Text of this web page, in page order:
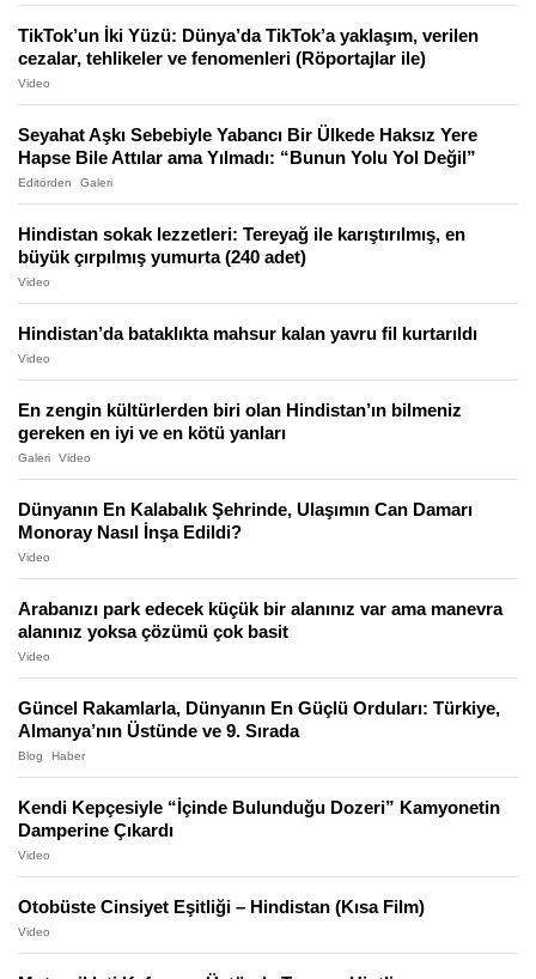
TikTok’un İki Yüzü: Dünya’da TikTok’a yaklaşım, verilen
cezalar, tehlikeler ve fenomenleri (Röportajlar ile)
Video
Seyahat Aşkı Sebebiyle Yabancı Bir Ülkede Haksız Yere
Hapse Bile Attılar ama Yılmadı: “Bunun Yolu Yol Değil”
Editörden Galeri
Hindistan sokak lezzetleri: Tereyağ ile karıştırılmış, en
büyük çırpılmış yumurta (240 adet)
Video
Hindistan’da bataklıkta mahsur kalan yavru fil kurtarıldı
Video
En zengin kültürlerden biri olan Hindistan’ın bilmeniz
gereken en iyi ve en kötü yanları
Galeri Video
Dünyanın En Kalabalık Şehrinde, Ulaşımın Can Damarı
Monoray Nasıl İnşa Edildi?
Video
Arabanızı park edecek küçük bir alanınız var ama manevra
alanınız yoksa çözümü çok basit
Video
Güncel Rakamlarla, Dünyanın En Güçlü Orduları: Türkiye,
Almanya’nın Üstünde ve 9. Sırada
Blog Haber
Kendi Kepçesiyle “İçinde Bulunduğu Dozeri” Kamyonetin
Damperine Çıkardı
Video
Otobüste Cinsiyet Eşitliği – Hindistan (Kısa Film)
Video